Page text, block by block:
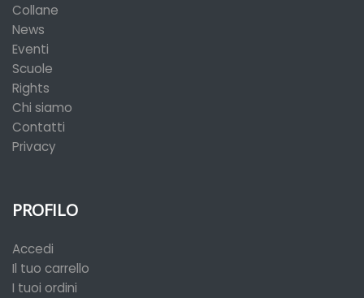
Collane
News
Eventi
Scuole
Rights
Chi siamo
Contatti
Privacy
PROFILO
Accedi
Il tuo carrello
I tuoi ordini